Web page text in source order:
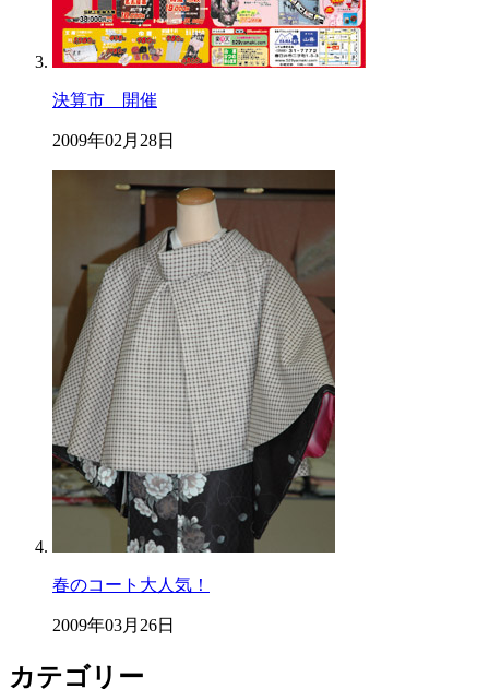
決算市 開催
2009年02月28日
春のコート大人気！
2009年03月26日
カテゴリー